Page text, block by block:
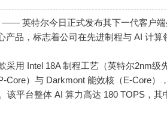
—— 英特尔今日正式发布其下一代客户
产品，标志着公司在先进制程与 AI 计算
采用 Intel 18A 制程工艺（英特尔2nm
Core）与 Darkmont 能效核（E-Core）
该平台整体 AI 算力高达 180 TOPS，其